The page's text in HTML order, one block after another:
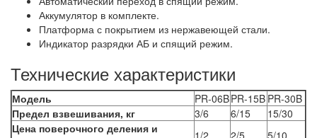
Аккумулятор в комплекте.
Платформа с покрытием из нержавеющей стали.
Индикатор разрядки АБ и спящий режим.
Технические характеристики
Модель PR-06BPR-15B PR-30B
Предел взвешивания, кг
3/6 6/15
15/30
Цена поверочного деления и